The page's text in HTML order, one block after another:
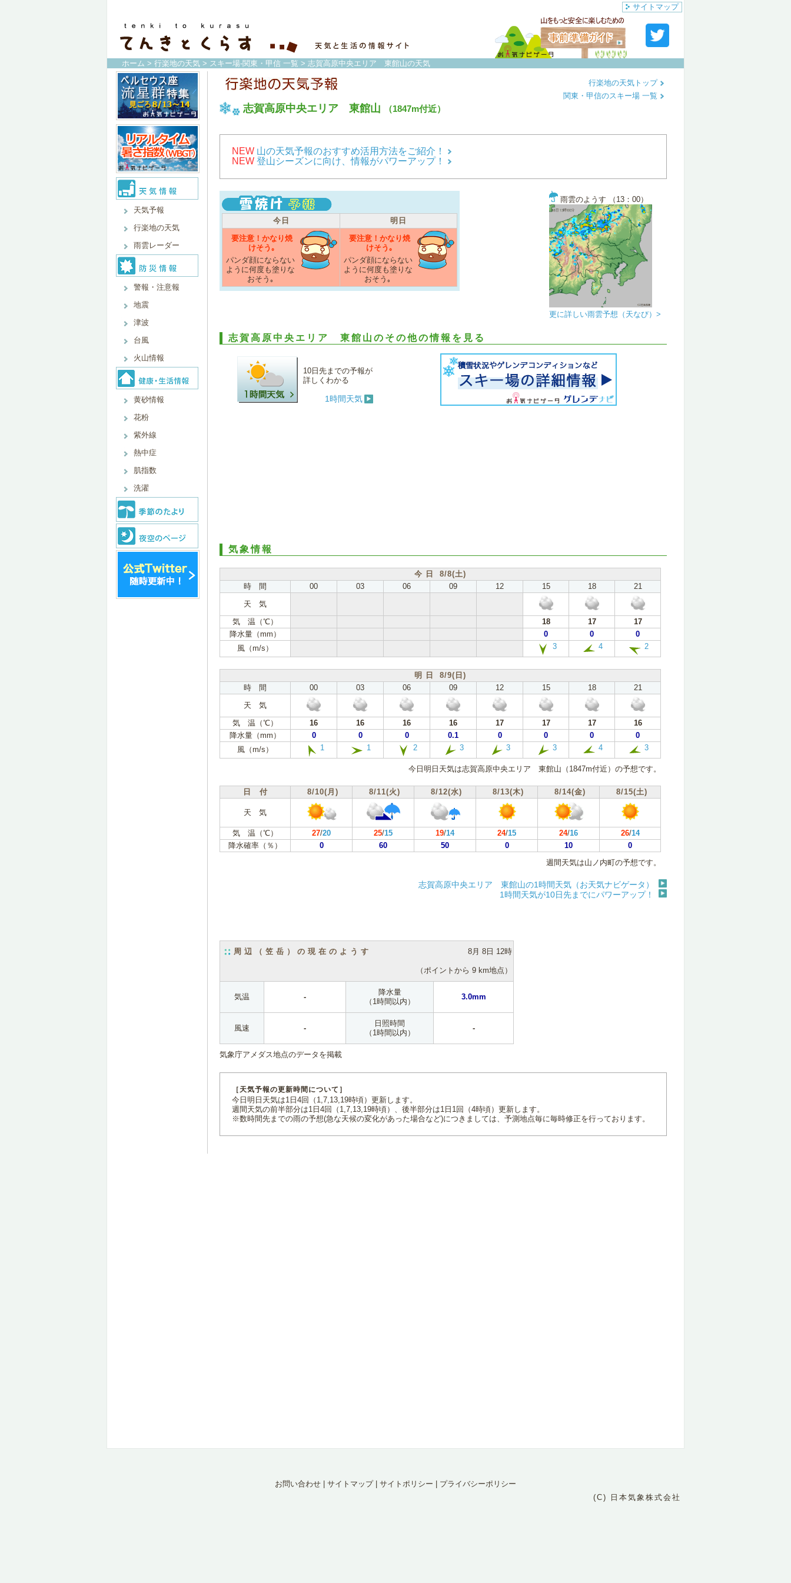
サイトマップ
ホーム > 行楽地の天気 > スキー場-関東・甲信 一覧 > 志賀高原中央エリア 東館山の天気
天気予報
行楽地の天気
雨雲レーダー
警報・注意報
地震
津波
台風
火山情報
黄砂情報
花粉
紫外線
熱中症
肌指数
洗濯
志賀高原中央エリア 東館山 （1847m付近）
行楽地の天気トップ
関東・甲信のスキー場 一覧
NEW 山の天気予報のおすすめ活用方法をご紹介！
NEW 登山シーズンに向け、情報がパワーアップ！
今日
明日
要注意！かなり焼
けそう｡
パンダ顔にならない
ように何度も塗りな
おそう｡
要注意！かなり焼
けそう｡
パンダ顔にならない
ように何度も塗りな
おそう｡
雨雲のようす （13：00）
更に詳しい雨雲予想（天なび）>
志賀高原中央エリア 東館山のその他の情報を見る
10日先までの予報が
詳しくわかる
1時間天気
気象情報
今 日 8/8(土)
時 間
00 03 06 09 12 15 18
21
天 気
気 温（℃）
18 17
17
降水量（mm）
0 0
0
風（m/s）
3 4 2
明 日 8/9(日)
時 間
00 03 06 09 12 15 18
21
天 気
気 温（℃）
16 16 16 16 17 17 17
16
降水量（mm）
0 0 0 0.1 0 0 0
0
風（m/s）
1 1 2 3 3 3 4 3
今日明日天気は志賀高原中央エリア 東館山（1847m付近）の予想です。
日 付 8/10(月) 8/11(火) 8/12(水) 8/13(木) 8/14(金) 8/15(土)
天 気
気 温（℃） 27/20 25/15 19/14 24/15 24/16 26/14
降水確率（％）
0 60 50 0 10
0
週間天気は山ノ内町の予想です。
志賀高原中央エリア 東館山の1時間天気（お天気ナビゲータ）
1時間天気が10日先までにパワーアップ！
周辺（笠岳）の現在のようす 8月 8日 12時
（ポイントから 9 km地点）
気温 -
降水量
（1時間以内）
3.0mm
風速 -
日照時間
（1時間以内）
-
気象庁アメダス地点のデータを掲載
［天気予報の更新時間について］
今日明日天気は1日4回（1,7,13,19時頃）更新します。
週間天気の前半部分は1日4回（1,7,13,19時頃）、後半部分は1日1回（4時頃）更新します。
※数時間先までの雨の予想(急な天候の変化があった場合など)につきましては、予測地点毎に毎時修正を行っております。
お問い合わせ サイトマップ| サイトポリシー
プライバシーポリシー
(C) 日本気象株式会社